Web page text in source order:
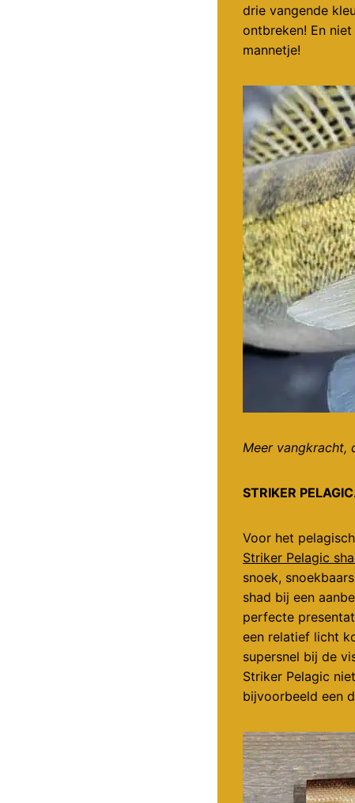
drie vangende
ontbreken! En
mannetje!
Meer vangkracht,
STRIKER
Voor het
Striker Pelagic
snoek,
shad bij een
perfecte
een relatief licht
supersnel bij de
Striker Pelagic
bijvoorbeeld een